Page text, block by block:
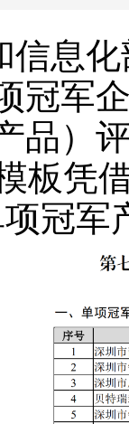
信息
冠军
品）
板凭
冠军